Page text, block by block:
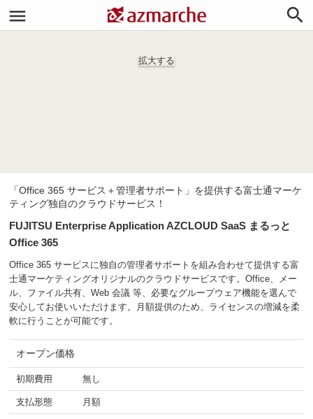


拡大する
「Office 365 サービス＋管理者サポート」を提供する富士通マーケ
ティング独自のクラウドサービス！
FUJITSU Enterprise Application AZCLOUD SaaS まるっと
Office 365
Office 365 サービスに独自の管理者サポートを組み合わせて提供する富
士通マーケティングオリジナルのクラウドサービスです。Office、メー
ル、ファイル共有、Web 会議 等、必要なグループウェア機能を選んで
安心してお使いいただけます。月額提供のため、ライセンスの増減を柔
軟に行うことが可能です。
オープン価格
初期費用 無し
支払形態 月額